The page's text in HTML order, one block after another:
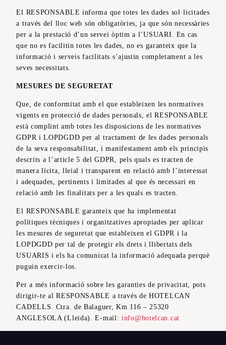
El RESPONSABLE informa que totes les dades sol·licitades
a través del lloc web són obligatòries, ja que són necessàries
per a la prestació d’un servei òptim a l’USUARI. En cas
que no es facilitin totes les dades, no es garanteix que la
informació i serveis facilitats s’ajustin completament a les
seves necessitats.
MESURES DE SEGURETAT
Que, de conformitat amb el que estableixen les normatives
vigents en protecció de dades personals, el RESPONSABLE
està complint amb totes les disposicions de les normatives
GDPR i LOPDGDD per al tractament de les dades personals
de la seva responsabilitat, i manifestament amb els principis
descrits a l’article 5 del GDPR, pels quals es tracten de
manera lícita, lleial i transparent en relació amb l’interessat
i adequades, pertinents i limitades al que és necessari en
relació amb les finalitats per a les quals es tracten.
El RESPONSABLE garanteix que ha implementat
polítiques tècniques i organitzatives apropiades per aplicar
les mesures de seguretat que estableixen el GDPR i la
LOPDGDD per tal de protegir els drets i llibertats dels
USUARIS i els ha comunicat la informació adequada perquè
puguin exercir-los.
Per a més informació sobre les garanties de privacitat, pots
dirigir-te al RESPONSABLE a través de HOTELCAN
CADELLS. Ctra. de Balaguer, Km 116 – 25320
ANGLESOLA (Lleida). E-mail:info@hotelcan.cat